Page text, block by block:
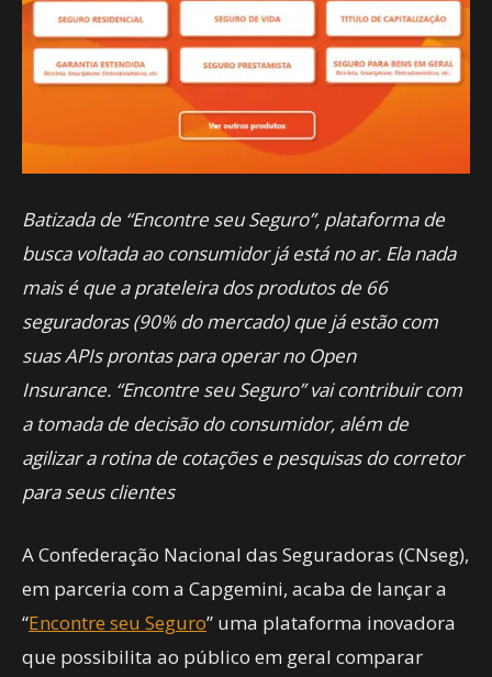
Batizada de “Encontre seu Seguro”, plataforma de
busca voltada ao consumidor já está no ar. Ela nada
mais é que a prateleira dos produtos de 66
seguradoras (90% do mercado) que já estão com
suas APIs prontas para operar no Open
Insurance. “Encontre seu Seguro”vai contribuir com
a tomada de decisão do consumidor, além de
agilizar a rotina de cotações e pesquisas do corretor
para seus clientes
A Confederação Nacional das Seguradoras (CNseg),
em parceria com a Capgemini, acaba de lançar a
“Encontre seu Seguro” uma plataforma inovadora
que possibilita ao público em geral comparar